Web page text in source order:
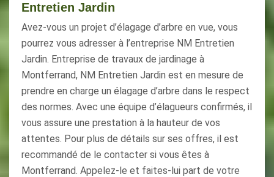
Entretien Jardin
Avez-vous un projet d’élagage d’arbre en vue, vous
pourrez vous adresser à l’entreprise NM Entretien
Jardin. Entreprise de travaux de jardinage à
Montferrand, NM Entretien Jardin est en mesure de
prendre en charge un élagage d’arbre dans le respect
des normes. Avec une équipe d’élagueurs confirmés, il
vous assure une prestation à la hauteur de vos
attentes. Pour plus de détails sur ses offres, il est
recommandé de le contacter si vous êtes à
Montferrand. Appelez-le et faites-lui part de votre